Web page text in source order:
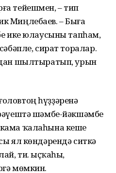
тейешмен, – тип
Миңлебаев. – Быға
ике юлаусыны тапһам,
сират торалар.
шылтыратып, урын
һүҙҙәренә
шәмбе-йәкшәмбе
ҡалаһына кеше
ял көндәрендә ситкә
ти. Ҡыҫҡаһы,
мөмкин.